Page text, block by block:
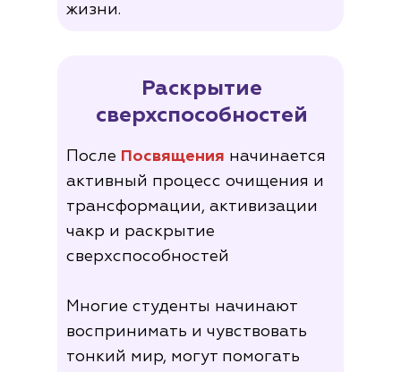
жизни.
После Посвящения начинается
активный процесс очищения и
трансформации, активизации
чакр и раскрытие
сверхспособностей
Многие студенты начинают
воспринимать и чувствовать
тонкий мир, могут помогать
Раскрытие
сверхспособностей